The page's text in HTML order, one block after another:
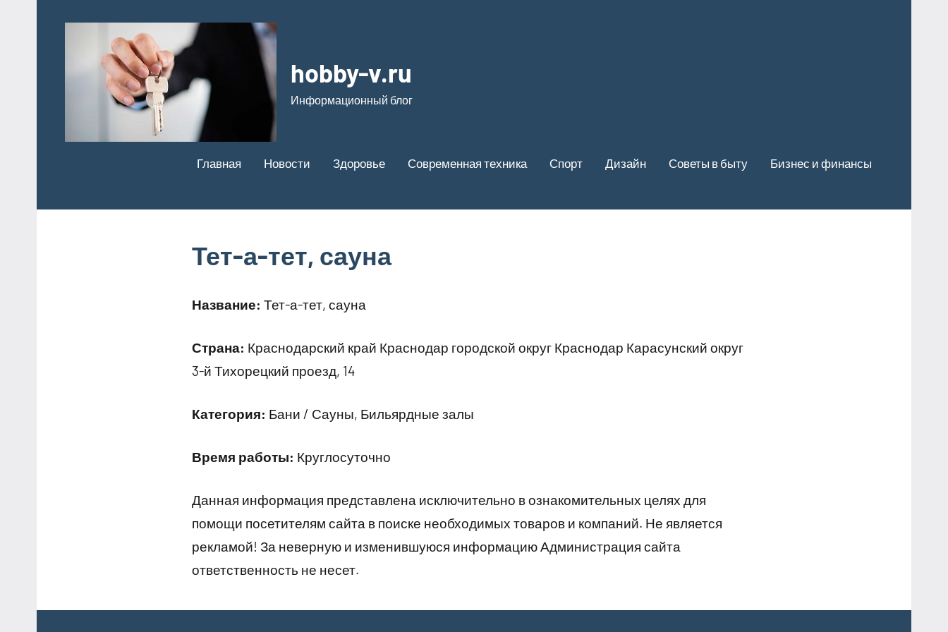
hobby-v.ru
Информационный блог
Главная Новости Здоровье Современная техника Спорт Дизайн Советы в быту Бизнес и финансы
Тет-а-тет, сауна
Название: Тет-а-тет, сауна
Страна: Краснодарский край Краснодар городской округ Краснодар Карасунский округ
3-й Тихорецкий проезд, 14
Категория: Бани / Сауны, Бильярдные залы
Время работы: Круглосуточно
Данная информация представлена исключительно в ознакомительных целях для
помощи посетителям сайта в поиске необходимых товаров и компаний. Не является
рекламой! За неверную и изменившуюся информацию Администрация сайта
ответственность не несет.